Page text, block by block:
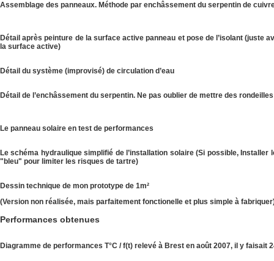
Assemblage des panneaux. Méthode par enchâssement du serpentin de
Détail après peinture de la surface active panneau et pose de l’isolant (juste
la surface active)
Détail du système (improvisé) de circulation d’eau
Détail de l’enchâssement du serpentin. Ne pas oublier de mettre des
Le panneau solaire en test de performances
Le schéma hydraulique simplifié de l’installation solaire (Si possible, Installer
"bleu" pour limiter les risques de tartre)
Dessin technique de mon prototype de 1m²
(Version non réalisée, mais parfaitement fonctionelle et plus simple à
Performances obtenues
Diagramme de performances T°C / f(t) relevé à Brest en août 2007, il y faisait